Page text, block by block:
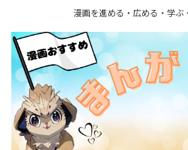
漫画を進める・広める・学ぶ